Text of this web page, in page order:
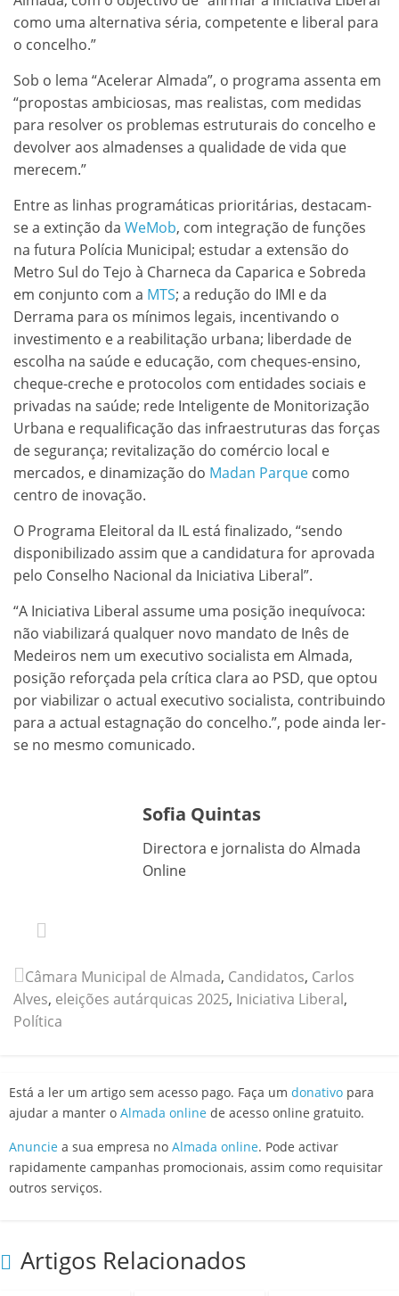
como uma alternativa séria, competente e liberal para
o concelho.”
Sob o lema “Acelerar Almada”, o programa assenta em
“propostas ambiciosas, mas realistas, com medidas
para resolver os problemas estruturais do concelho e
devolver aos almadenses a qualidade de vida que
merecem.”
Entre as linhas programáticas prioritárias, destacam-
se a extinção da WeMob, com integração de funções
na futura Polícia Municipal; estudar a extensão do
Metro Sul do Tejo à Charneca da Caparica e Sobreda
em conjunto com a MTS; a redução do IMI e da
Derrama para os mínimos legais, incentivando o
investimento e a reabilitação urbana; liberdade de
escolha na saúde e educação, com cheques-ensino,
cheque-creche e protocolos com entidades sociais e
privadas na saúde; rede Inteligente de Monitorização
Urbana e requalificação das infraestruturas das forças
de segurança; revitalização do comércio local e
mercados, e dinamização do Madan Parque como
centro de inovação.
O Programa Eleitoral da IL está finalizado, “sendo
disponibilizado assim que a candidatura for aprovada
pelo Conselho Nacional da Iniciativa Liberal”.
“A Iniciativa Liberal assume uma posição inequívoca:
não viabilizará qualquer novo mandato de Inês de
Medeiros nem um executivo socialista em Almada,
posição reforçada pela crítica clara ao PSD, que optou
por viabilizar o actual executivo socialista, contribuindo
para a actual estagnação do concelho.”, pode ainda ler-
se no mesmo comunicado.
Sofia Quintas
Directora e jornalista do Almada
Online
Câmara Municipal de Almada, Candidatos, Carlos
Alves, eleições autárquicas 2025, Iniciativa Liberal,
Política
Está a ler um artigo sem acesso pago. Faça um donativo para
ajudar a manter o Almada online de acesso online gratuito.
Anuncie a sua empresa no Almada online. Pode activar
rapidamente campanhas promocionais, assim como requisitar
outros serviços.
Artigos Relacionados